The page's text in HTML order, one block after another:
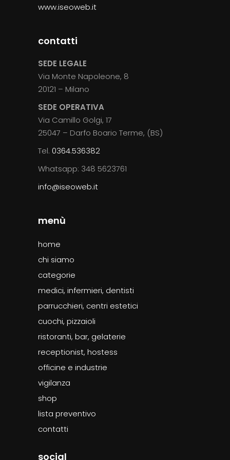
www.iseoweb.it
contatti
SEDE LEGALE
Via Monte Napoleone, 8
20121 – Milano
SEDE OPERATIVA
Via Camillo Golgi, 17
25047 – Darfo Boario Terme, (BS)
Tel. 0364.536382
Whatsapp: 348 5623761
info@iseoweb.it
menù
home
chi siamo
categorie
medici, infermieri, dentisti
parrucchieri, centri estetici
cuochi, pizzaioli
ristoranti, bar, gelaterie
receptionist, hostess
officine e industrie
vigilanza
shop
lista preventivo
contatti
social